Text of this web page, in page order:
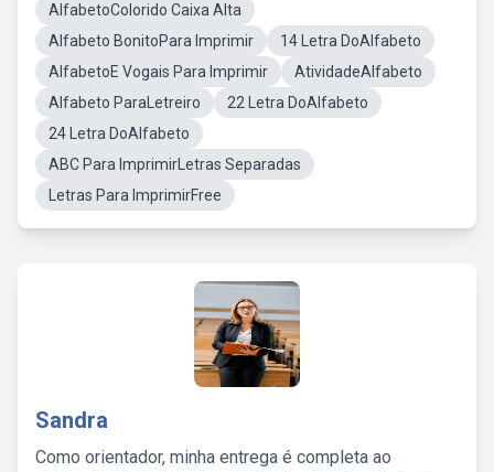
AlfabetoColorido Caixa Alta
Alfabeto BonitoPara Imprimir
14 Letra DoAlfabeto
AlfabetoE Vogais Para Imprimir
AtividadeAlfabeto
Alfabeto ParaLetreiro
22 Letra DoAlfabeto
24 Letra DoAlfabeto
ABC Para ImprimirLetras Separadas
Letras Para ImprimirFree
Sandra
Como orientador, minha entrega é completa ao